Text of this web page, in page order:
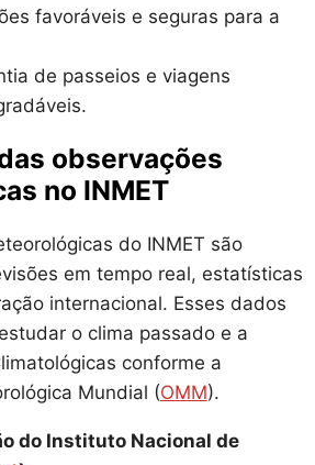
favoráveis e seguras para a
de passeios e viagens
observações
no INMET
do INMET são
em tempo real, estatísticas
internacional. Esses dados
o clima passado e a
conforme a
Mundial (OMM).
do Instituto Nacional de